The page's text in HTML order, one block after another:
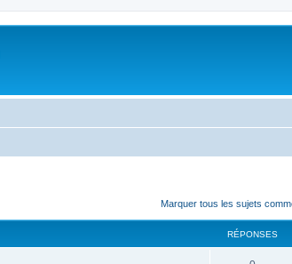
Marquer tous les sujets
RÉPONSES